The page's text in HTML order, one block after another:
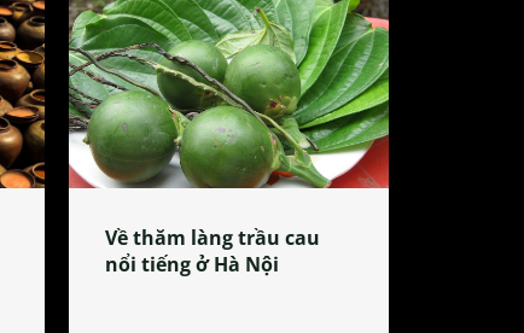
Về thăm làng trầu cau
nổi tiếng ở Hà Nội